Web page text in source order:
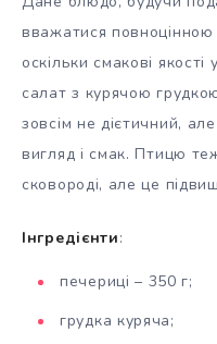
вважатися
оскільки смакові
салат з курячою
зовсім не дієтичний,
вигляд і смак. Птицю
сковороді, але це
Інгредієнти:
печериці – 350 г;
грудка куряча;